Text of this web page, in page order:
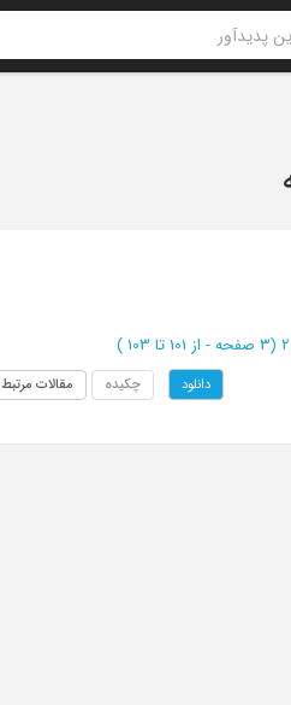
(‎3 صفحه - از 101 تا 103 )
دانلود چکیده مقالات مرتبط